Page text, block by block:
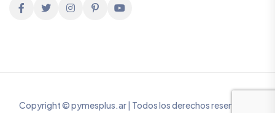
Copyright © pymesplus.ar | Todos los derechos reservados